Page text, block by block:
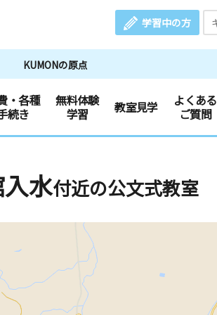
学習中の方
KUMONの原点
・各種
続き
無料体験
学習
教室見学
よくある
ご質問
水付近の公文式教室